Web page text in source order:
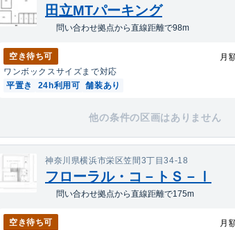
田立MTパーキング
問い合わせ拠点から直線距離で98m
空き待ち可 月
ワンボックスサイズまで対応
平置き
24h利用可 舗装あり
他の条件の区画はありません
神奈川県横浜市栄区笠間3丁目34-18
フローラル・コ－トＳ－Ⅰ
問い合わせ拠点から直線距離で175m
空き待ち可 月